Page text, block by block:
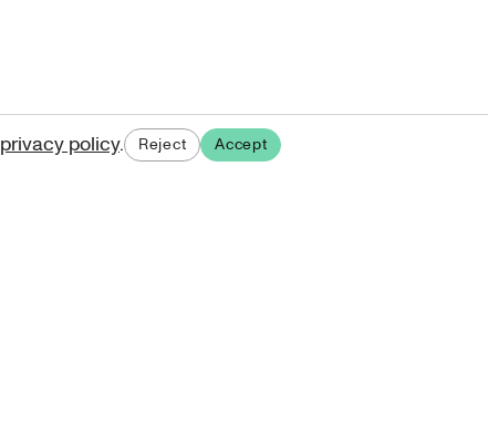
privacy policy. Reject Accept